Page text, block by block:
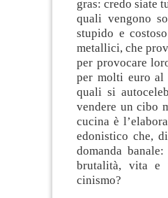
gras: credo siate
quali vengono
stupido e
metallici, che
per provocare
per molti euro al
quali si
vendere un cibo
cucina è
edonistico che,
domanda
brutalità, vita e
cinismo?